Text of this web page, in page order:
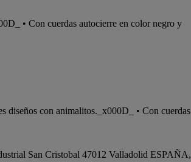
• Con cuerdas autocierre en color negro y
diseños con animalitos._x000D_ • Con cuerdas
San Cristobal 47012 Valladolid ESPAÑA,